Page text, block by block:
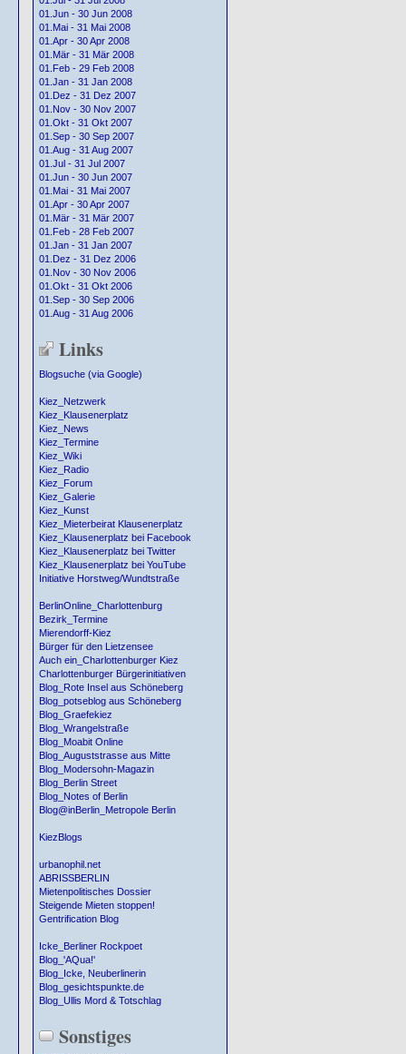
01.Jun - 30 Jun 2008
01.Mai - 31 Mai 2008
01.Apr - 30 Apr 2008
01.Mär - 31 Mär 2008
01.Feb - 29 Feb 2008
01.Jan - 31 Jan 2008
01.Dez - 31 Dez 2007
01.Nov - 30 Nov 2007
01.Okt - 31 Okt 2007
01.Sep - 30 Sep 2007
01.Aug - 31 Aug 2007
01.Jul - 31 Jul 2007
01.Jun - 30 Jun 2007
01.Mai - 31 Mai 2007
01.Apr - 30 Apr 2007
01.Mär - 31 Mär 2007
01.Feb - 28 Feb 2007
01.Jan - 31 Jan 2007
01.Dez - 31 Dez 2006
01.Nov - 30 Nov 2006
01.Okt - 31 Okt 2006
01.Sep - 30 Sep 2006
01.Aug - 31 Aug 2006
Links
Blogsuche (via Google)
Kiez_Netzwerk
Kiez_Klausenerplatz
Kiez_News
Kiez_Termine
Kiez_Wiki
Kiez_Radio
Kiez_Forum
Kiez_Galerie
Kiez_Kunst
Kiez_Mieterbeirat Klausenerplatz
Kiez_Klausenerplatz bei Facebook
Kiez_Klausenerplatz bei Twitter
Kiez_Klausenerplatz bei YouTube
Initiative Horstweg/Wundtstraße
BerlinOnline_Charlottenburg
Bezirk_Termine
Mierendorff-Kiez
Bürger für den Lietzensee
Auch ein_Charlottenburger Kiez
Charlottenburger Bürgerinitiativen
Blog_Rote Insel aus Schöneberg
Blog_potseblog aus Schöneberg
Blog_Graefekiez
Blog_Wrangelstraße
Blog_Moabit Online
Blog_Auguststrasse aus Mitte
Blog_Modersohn-Magazin
Blog_Berlin Street
Blog_Notes of Berlin
Blog@inBerlin_Metropole Berlin
KiezBlogs
urbanophil.net
ABRISSBERLIN
Mietenpolitisches Dossier
Steigende Mieten stoppen!
Gentrification Blog
Icke_Berliner Rockpoet
Blog_'AQua!'
Blog_Icke, Neuberlinerin
Blog_gesichtspunkte.de
Blog_Ullis Mord & Totschlag
Sonstiges